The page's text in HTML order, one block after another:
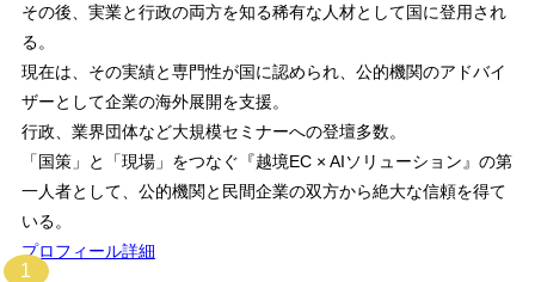
その後、実業と行政の両方を知る稀有な人材として国に登用され
る。
現在は、その実績と専門性が国に認められ、公的機関のアドバイ
ザーとして企業の海外展開を支援。
行政、業界団体など大規模セミナーへの登壇多数。
「国策」と「現場」をつなぐ『越境EC × AIソリューション』の第
一人者として、公的機関と民間企業の双方から絶大な信頼を得て
いる。
プロフィール詳細
1